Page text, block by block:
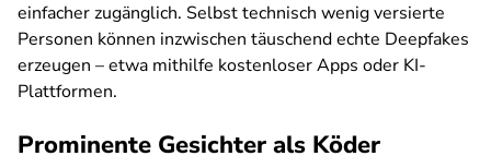
einfacher zugänglich. Selbst technisch wenig versierte
Personen können inzwischen täuschend echte Deepfakes
erzeugen – etwa mithilfe kostenloser Apps oder KI-
Plattformen.
Prominente Gesichter als Köder